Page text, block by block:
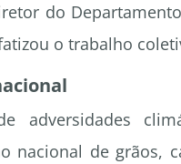
do
o trabalho
adversidades
nacional de grãos,